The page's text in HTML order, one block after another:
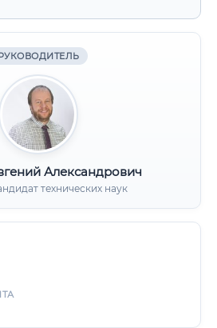
Александрович
технических наук